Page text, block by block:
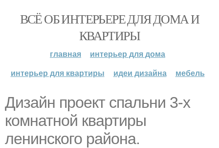
ВСЁ ОБ ИНТЕРЬЕРЕ ДЛЯ ДОМА И
КВАРТИРЫ
главная
интерьер для дома
интерьер для квартиры
идеи дизайна мебель
Дизайн проект спальни 3-х
комнатной квартиры
ленинского района.